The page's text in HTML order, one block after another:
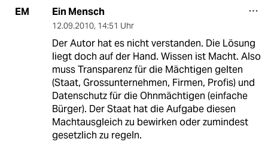
EM Ein Mensch
12.09.2010, 14:51 Uhr
Der Autor hat es nicht verstanden. Die Lösung
liegt doch auf der Hand. Wissen ist Macht. Also
muss Transparenz für die Mächtigen gelten
(Staat, Grossunternehmen, Firmen, Profis) und
Datenschutz für die Ohnmächtigen (einfache
Bürger). Der Staat hat die Aufgabe diesen
Machtausgleich zu bewirken oder zumindest
gesetzlich zu regeln.